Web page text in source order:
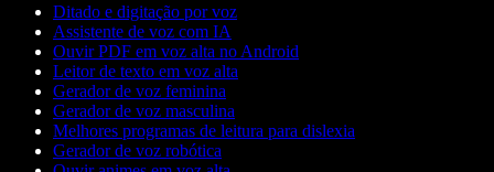
Ditado e digitação por voz
Assistente de voz com IA
Ouvir PDF em voz alta no Android
Leitor de texto em voz alta
Gerador de voz feminina
Gerador de voz masculina
Melhores programas de leitura para dislexia
Gerador de voz robótica